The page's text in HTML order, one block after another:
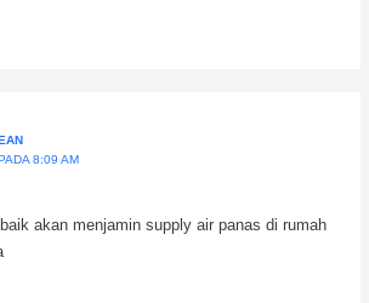
8:09 AM
akan menjamin supply air panas di rumah